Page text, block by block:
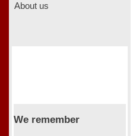
About us
We remember